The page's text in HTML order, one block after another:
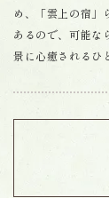
め、「雲上の宿」
あるので、可能な
景に心癒されるひ